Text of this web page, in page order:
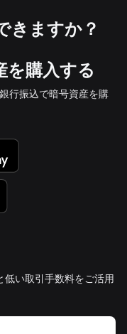
きますか？
を購入する
行振込で暗号資産を購
低い取引手数料をご活用